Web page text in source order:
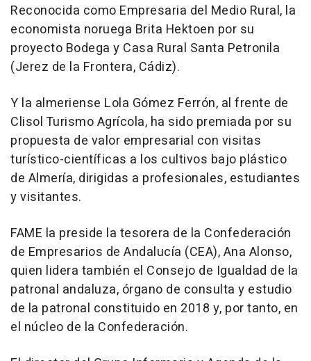
Reconocida como Empresaria del Medio Rural, la
economista noruega Brita Hektoen por su
proyecto Bodega y Casa Rural Santa Petronila
(Jerez de la Frontera, Cádiz).
Y la almeriense Lola Gómez Ferrón, al frente de
Clisol Turismo Agrícola, ha sido premiada por su
propuesta de valor empresarial con visitas
turístico-científicas a los cultivos bajo plástico
de Almería, dirigidas a profesionales, estudiantes
y visitantes.
FAME la preside la tesorera de la Confederación
de Empresarios de Andalucía (CEA), Ana Alonso,
quien lidera también el Consejo de Igualdad de la
patronal andaluza, órgano de consulta y estudio
de la patronal constituido en 2018 y, por tanto, en
el núcleo de la Confederación.